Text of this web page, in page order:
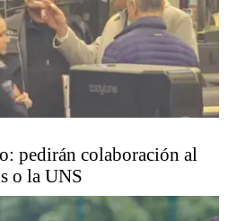
pedirán colaboración al
o la UNS